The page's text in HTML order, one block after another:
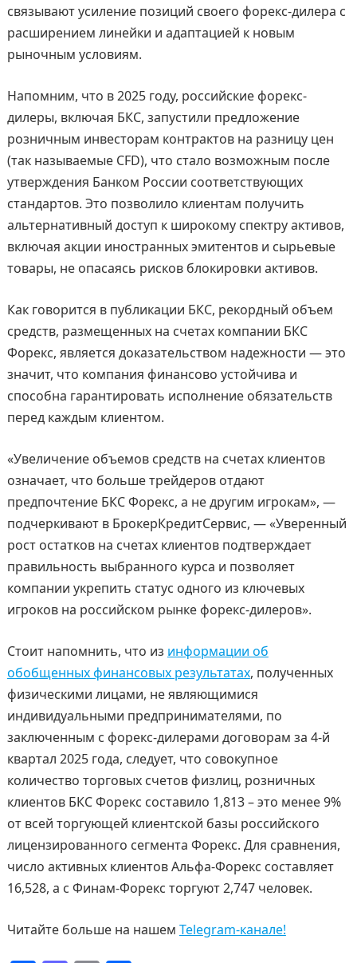
связывают усиление позиций своего форекс-дилера с
расширением линейки и адаптацией к новым
рыночным условиям.
Напомним, что в 2025 году, российские форекс-
дилеры, включая БКС, запустили предложение
розничным инвесторам контрактов на разницу цен
(так называемые CFD), что стало возможным после
утверждения Банком России соответствующих
стандартов. Это позволило клиентам получить
альтернативный доступ к широкому спектру активов,
включая акции иностранных эмитентов и сырьевые
товары, не опасаясь рисков блокировки активов.
Как говорится в публикации БКС, рекордный объем
средств, размещенных на счетах компании БКС
Форекс, является доказательством надежности — это
значит, что компания финансово устойчива и
способна гарантировать исполнение обязательств
перед каждым клиентом.
«Увеличение объемов средств на счетах клиентов
означает, что больше трейдеров отдают
предпочтение БКС Форекс, а не другим игрокам», —
подчеркивают в БрокерКредитСервис, — «Уверенный
рост остатков на счетах клиентов подтверждает
правильность выбранного курса и позволяет
компании укрепить статус одного из ключевых
игроков на российском рынке форекс-дилеров».
Стоит напомнить, что из информации об
обобщенных финансовых результатах, полученных
физическими лицами, не являющимися
индивидуальными предпринимателями, по
заключенным с форекс-дилерами договорам за 4-й
квартал 2025 года, следует, что совокупное
количество торговых счетов физлиц, розничных
клиентов БКС Форекс составило 1,813 – это менее 9%
от всей торгующей клиентской базы российского
лицензированного сегмента Форекс. Для сравнения,
число активных клиентов Альфа-Форекс составляет
16,528, а с Финам-Форекс торгуют 2,747 человек.
Читайте больше на нашем Telegram-канале!